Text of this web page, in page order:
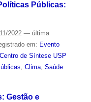
Públicas:
2022 — última
em: Evento
Centro de Síntese USP
Clima, Saúde
Gestão e